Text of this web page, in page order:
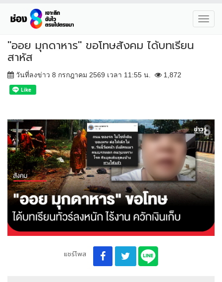
"ออย มุกดาหาร" ขอโทษสังคม ได้บทเรียน
สาหัส
วันที่ลงข่าว 8 กรกฎาคม 2569 เวลา 11:55 น. 1,872
แชร์โพส